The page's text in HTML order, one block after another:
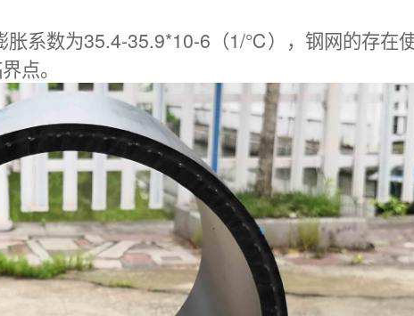
胀系数为35.4-35.9*10-6（1/℃），钢网的存在
点。